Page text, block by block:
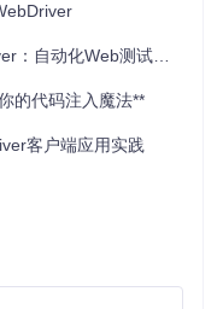
试简单的"Hello, Worl
目录下。
Web自动化效率的关
动化Web测试的新维度
的代码注入魔法**
客户端应用实践